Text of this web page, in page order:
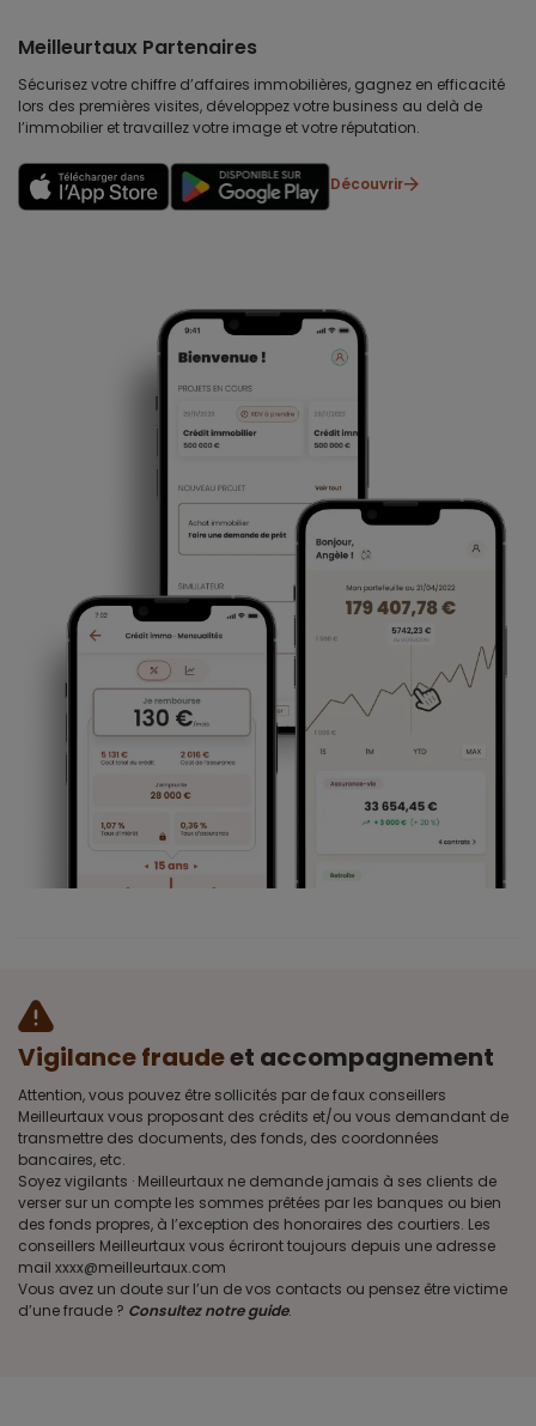
Meilleurtaux Partenaires
Sécurisez votre chiffre d’affaires immobilières, gagnez en efficacité
lors des premières visites, développez votre business au delà de
l’immobilier et travaillez votre image et votre réputation.
Découvrir
Vigilance fraudeet accompagnement
Attention, vous pouvez être sollicités par de faux conseillers
Meilleurtaux vous proposant des crédits et/ou vous demandant de
transmettre des documents, des fonds, des coordonnées
bancaires, etc.
Soyez vigilants · Meilleurtaux ne demande jamais à ses clients de
verser sur un compte les sommes prêtées par les banques ou bien
des fonds propres, à l’exception des honoraires des courtiers. Les
conseillers Meilleurtaux vous écriront toujours depuis une adresse
mail xxxx@meilleurtaux.com
Vous avez un doute sur l’un de vos contacts ou pensez être victime
d’une fraude ? Consultez notre guide.